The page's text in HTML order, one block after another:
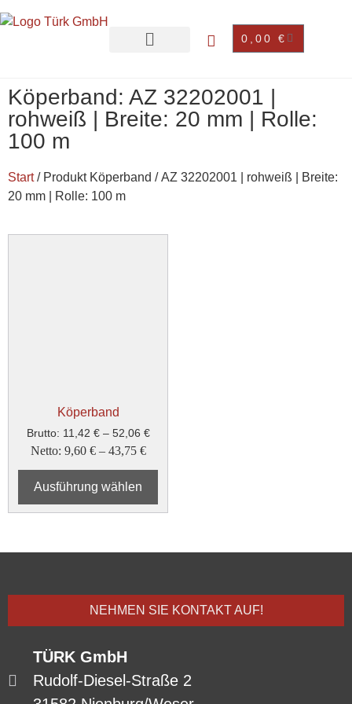
0,00 €
Köperband: AZ 32202001 |
rohweiß | Breite: 20 mm | Rolle:
100 m
Start/ Produkt Köperband / AZ 32202001 | rohweiß | Breite:
20 mm | Rolle: 100 m
Köperband
Brutto: 11,42 € – 52,06 €
Netto: 9,60 € – 43,75 €
Ausführung wählen
NEHMEN SIE KONTAKT AUF!
TÜRK GmbH
Rudolf-Diesel-Straße 2